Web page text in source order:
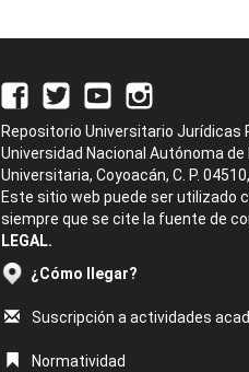
Repositorio Universitario Jurídicas
Universidad Nacional Autónoma de
Universitaria, Coyoacán, C. P.
Este sitio web puede ser utilizado
siempre que se cite la fuente de
LEGAL.
¿Cómo llegar?
Suscripción a actividades
Normatividad